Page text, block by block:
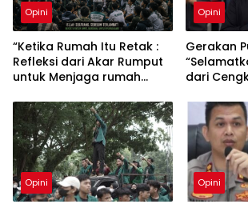
Opini
“Ketika Rumah Itu Retak :
Refleksi dari Akar Rumput
untuk Menjaga rumah
Opini
Gerakan
dari
Opini Opini